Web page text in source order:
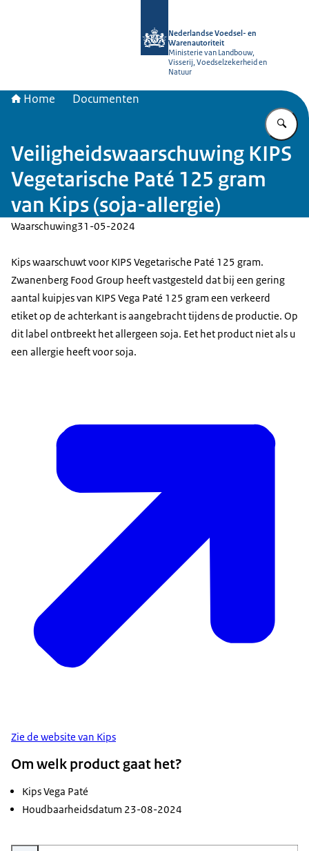
Nederlandse Voedsel- en
Warenautoriteit
Ministerie van Landbouw,
Visserij, Voedselzekerheid en
Natuur
Home Documenten
Veiligheidswaarschuwing KIPS
Vegetarische Paté 125 gram
van Kips (soja-allergie)
Waarschuwing31-05-2024
Kips waarschuwt voor KIPS Vegetarische Paté 125 gram.
Zwanenberg Food Group heeft vastgesteld dat bij een gering
aantal kuipjes van KIPS Vega Paté 125 gram een verkeerd
etiket op de achterkant is aangebracht tijdens de productie. Op
dit label ontbreekt het allergeen soja. Eet het product niet als u
een allergie heeft voor soja.
Zie de website van Kips
Om welk product gaat het?
Kips Vega Paté
Houdbaarheidsdatum 23-08-2024
Vergroot afbeelding Kuipje Vega Paté Kips